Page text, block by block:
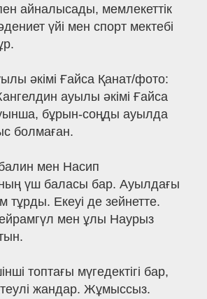
айналысады, мемлекеттік
үйі мен спорт мектебі
әкімі Ғайса Қанат/фото:
ауылы әкімі Ғайса
бұрын-соңды ауылда
болмаған.
мен Насип
үш баласы бар. Ауылдағы
тұрды. Екеуі де зейнетте.
мен ұлы Наурыз
топтағы мүгедектігі бар,
жандар. Жұмыссыз.